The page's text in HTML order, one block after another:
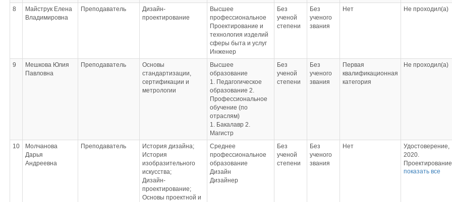
технологического
обеспечения
8
Майструк Елена
Владимировна
Преподаватель
Дизайн-
проектирование
Высшее
профессиональное
Проектирование и
технология изделий
сферы быта и услуг
Инженер
Без
ученой
степени
Без
ученого
звания
Нет Не проходил(а)
9
Мешкова Юлия
Павловна
Преподаватель
Основы
стандартизации,
сертификации и
метрологии
Высшее
образование
1. Педагогическое
образование 2.
Профессиональное
обучение (по
отраслям)
1. Бакалавр 2.
Магистр
Без
ученой
степени
Без
ученого
звания
Первая
квалификационная
категория
Не проходил(а)
10
Молчанова
Дарья
Андреевна
Преподаватель
История дизайна;
История
изобразительного
искусства;
Дизайн-
проектирование;
Основы проектной и
Среднее
профессиональное
образование
Дизайн
Дизайнер
Без
ученой
степени
Без
ученого
звания
Нет
Удостоверение,
2020.
изготовление и
показать все